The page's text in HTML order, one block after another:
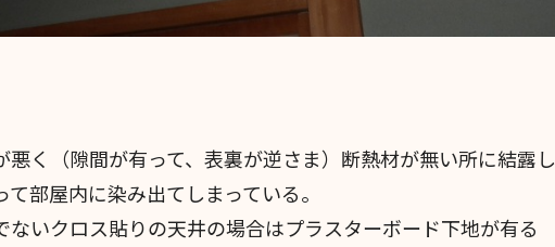
悪く（隙間が有って、表裏が逆さま）断熱材が無い所に結露し
部屋内に染み出てしまっている。
ないクロス貼りの天井の場合はプラスターボード下地が有る